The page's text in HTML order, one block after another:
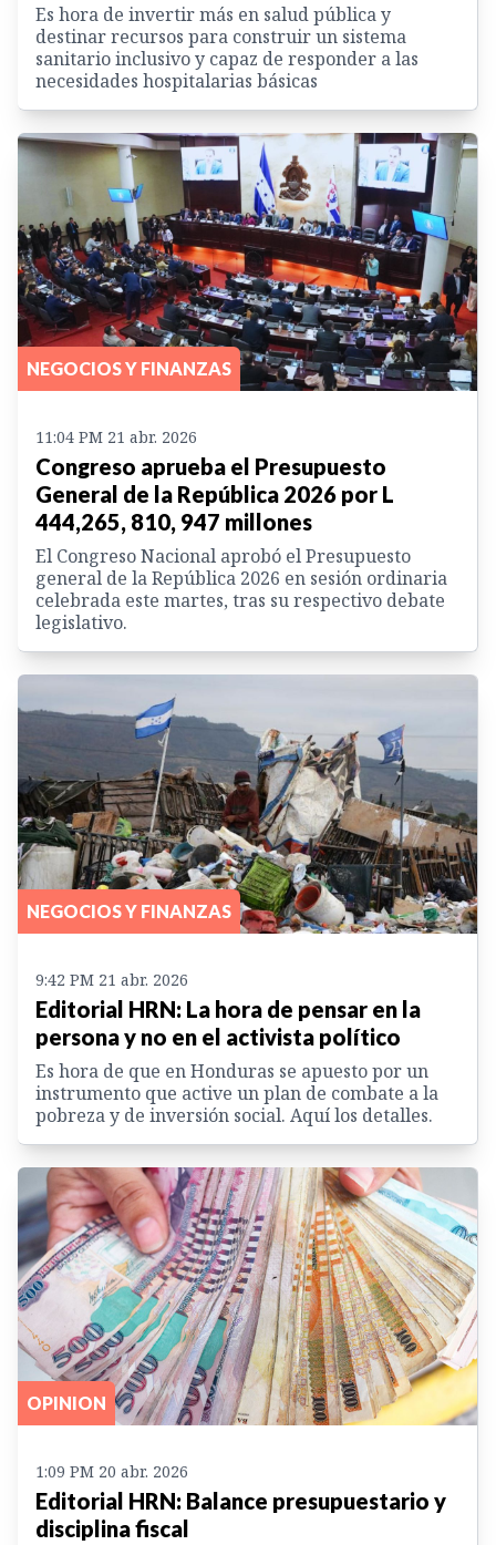
Es hora de invertir más en salud pública y
destinar recursos para construir un sistema
sanitario inclusivo y capaz de responder a las
necesidades hospitalarias básicas
NEGOCIOS Y FINANZAS
11:04 PM 21 abr. 2026
Congreso aprueba el Presupuesto
General de la República 2026 por L
444,265, 810, 947 millones
El Congreso Nacional aprobó el Presupuesto
general de la República 2026 en sesión ordinaria
celebrada este martes, tras su respectivo debate
legislativo.
NEGOCIOS Y FINANZAS
9:42 PM 21 abr. 2026
Editorial HRN: La hora de pensar en la
persona y no en el activista político
Es hora de que en Honduras se apuesto por un
instrumento que active un plan de combate a la
pobreza y de inversión social. Aquí los detalles.
OPINION
1:09 PM 20 abr. 2026
Editorial HRN: Balance presupuestario y
disciplina fiscal